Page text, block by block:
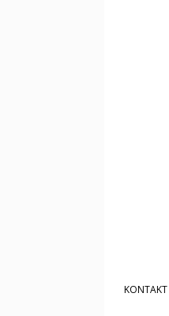
KONTAKT